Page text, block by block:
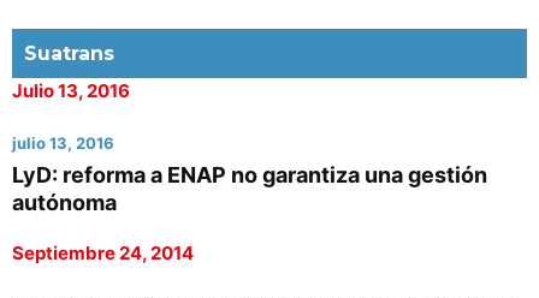
Suatrans
Julio 13, 2016
julio 13, 2016
LyD: reforma a ENAP no garantiza una gestión
autónoma
Septiembre 24, 2014